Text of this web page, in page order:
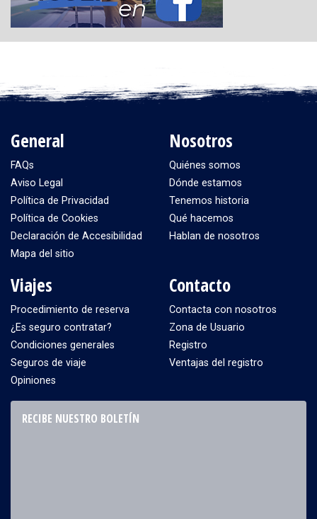
General
FAQs
Aviso Legal
Política de Privacidad
Política de Cookies
Declaración de Accesibilidad
Mapa del sitio
Nosotros
Quiénes somos
Dónde estamos
Tenemos historia
Qué hacemos
Hablan de nosotros
Viajes
Procedimiento de reserva
¿Es seguro contratar?
Condiciones generales
Seguros de viaje
Opiniones
Contacto
Contacta con nosotros
Zona de Usuario
Registro
Ventajas del registro
RECIBE NUESTRO BOLETÍN